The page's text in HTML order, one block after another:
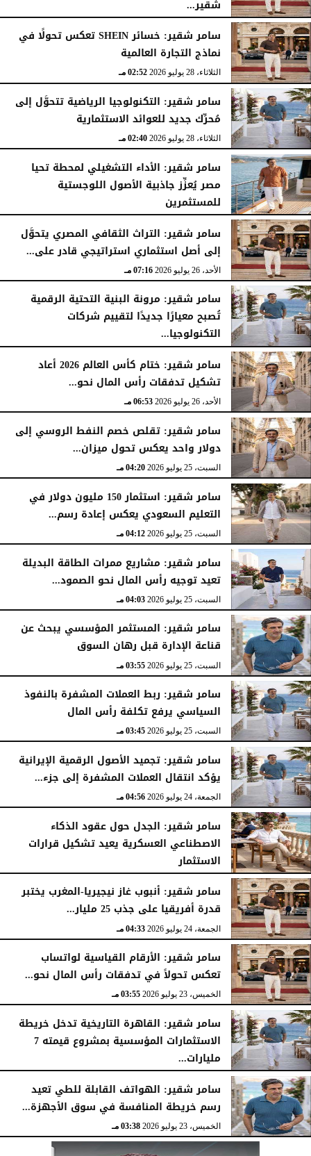
شقير...
الثلاثاء، 28 يوليو 2026 03:49 مـ
سامر شقير: خسائر SHEIN تعكس تحولًا في
نماذج التجارة العالمية
الثلاثاء، 28 يوليو 2026 02:52 مـ
سامر شقير: التكنولوجيا الرياضية تتحوَّل إلى
مُحرِّك جديد للعوائد الاستثمارية
الثلاثاء، 28 يوليو 2026 02:40 مـ
سامر شقير: الأداء التشغيلي لمحطة تحيا
مصر يُعزِّز جاذبية الأصول اللوجستية
للمستثمرين
الأحد، 26 يوليو 2026 07:27 مـ
سامر شقير: التراث الثقافي المصري يتحوَّل
إلى أصل استثماري استراتيجي قادر على...
الأحد، 26 يوليو 2026 07:16 مـ
سامر شقير: مرونة البنية التحتية الرقمية
تُصبح معيارًا جديدًا لتقييم شركات
التكنولوجيا...
الأحد، 26 يوليو 2026 07:03 مـ
سامر شقير: ختام كأس العالم 2026 أعاد
تشكيل تدفقات رأس المال نحو...
الأحد، 26 يوليو 2026 06:53 مـ
سامر شقير: تقلص خصم النفط الروسي إلى
دولار واحد يعكس تحول ميزان...
السبت، 25 يوليو 2026 04:20 مـ
سامر شقير: استثمار 150 مليون دولار في
التعليم السعودي يعكس إعادة رسم...
السبت، 25 يوليو 2026 04:12 مـ
سامر شقير: مشاريع ممرات الطاقة البديلة
تعيد توجيه رأس المال نحو الصمود...
السبت، 25 يوليو 2026 04:03 مـ
سامر شقير: المستثمر المؤسسي يبحث عن
قناعة الإدارة قبل رهان السوق
السبت، 25 يوليو 2026 03:55 مـ
سامر شقير: ربط العملات المشفرة بالنفوذ
السياسي يرفع تكلفة رأس المال
السبت، 25 يوليو 2026 03:45 مـ
سامر شقير: تجميد الأصول الرقمية الإيرانية
يؤكد انتقال العملات المشفرة إلى جزء...
الجمعة، 24 يوليو 2026 04:56 مـ
سامر شقير: الجدل حول عقود الذكاء
الاصطناعي العسكرية يعيد تشكيل قرارات
الاستثمار
الجمعة، 24 يوليو 2026 04:45 مـ
سامر شقير: أنبوب غاز نيجيريا-المغرب يختبر
قدرة أفريقيا على جذب 25 مليار...
الجمعة، 24 يوليو 2026 04:33 مـ
سامر شقير: الأرقام القياسية لواتساب
تعكس تحولاً في تدفقات رأس المال نحو...
الخميس، 23 يوليو 2026 03:55 مـ
سامر شقير: القاهرة التاريخية تدخل خريطة
الاستثمارات المؤسسية بمشروع قيمته 7
مليارات...
الخميس، 23 يوليو 2026
سامر شقير: الهواتف القابلة للطي تعيد
رسم خريطة المنافسة في سوق الأجهزة...
الخميس، 23 يوليو 2026 03:38 مـ